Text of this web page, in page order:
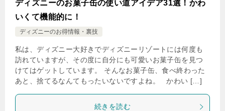
ディズニーのお菓子缶の使い道アイデア31選！かわ
いくて機能的に！
ディズニーのお得情報・裏技
私は、ディズニー大好きでディズニーリゾートには何度も
訪れていますが、その度に自分にも可愛いお菓子缶を見つ
けてはゲットしています。 そんなお菓子缶、食べ終わった
あと、捨てるなんてもったいないですよね。 かわい […]
続きを読む